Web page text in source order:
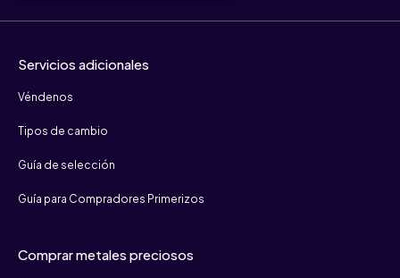
Servicios adicionales
Véndenos
Tipos de cambio
Guía de selección
Guía para Compradores Primerizos
Comprar metales preciosos